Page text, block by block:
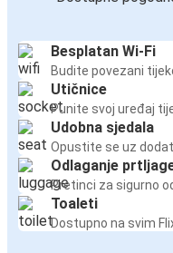
Besplatan Wi-Fi
Budite povezani
Utičnice
Punite svoj uređaj
Udobna sjedala
Opustite se uz
Odlaganje
Pretinci za sigurno
Toaleti
Dostupno na svim